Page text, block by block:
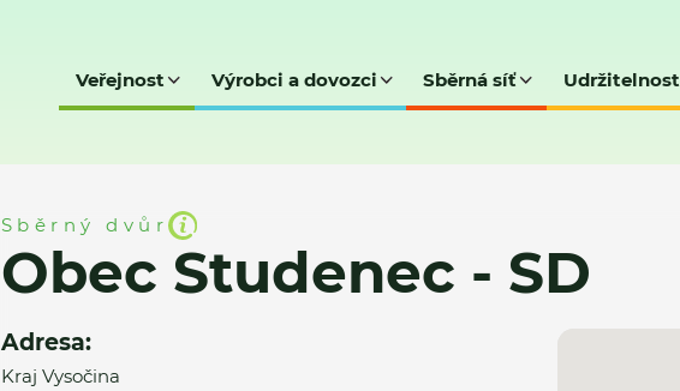
Veřejnost Výrobci a dovozci Sběrná síť Udržitelnost
Sběrný dvůr
Obec Studenec - SD
Adresa:
Kraj Vysočina